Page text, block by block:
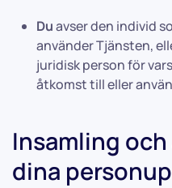
Duavser den individ
använder Tjänsten,
juridisk person för
åtkomst till eller
Insamling
dina